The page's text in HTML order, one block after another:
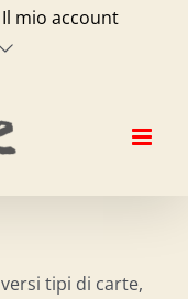
Il mio account
tipi di carte,